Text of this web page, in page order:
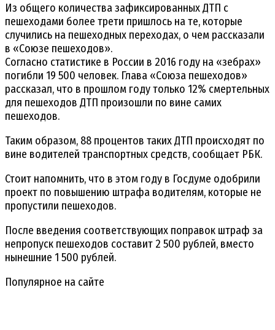
Из общего количества зафиксированных ДТП с
пешеходами более трети пришлось на те, которые
случились на пешеходных переходах, о чем рассказали
в «Союзе пешеходов».
Согласно статистике в России в 2016 году на «зебрах»
погибли 19 500 человек. Глава «Союза пешеходов»
рассказал, что в прошлом году только 12% смертельных
для пешеходов ДТП произошли по вине самих
пешеходов.
Таким образом, 88 процентов таких ДТП происходят по
вине водителей транспортных средств, сообщает РБК.
Стоит напомнить, что в этом году в Госдуме одобрили
проект по повышению штрафа водителям, которые не
пропустили пешеходов.
После введения соответствующих поправок штраф за
непропуск пешеходов составит 2 500 рублей, вместо
нынешние 1 500 рублей.
Популярное на сайте